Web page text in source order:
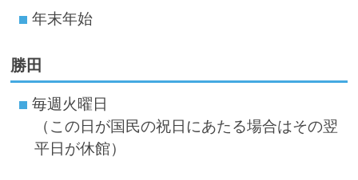
年末年始
勝田
毎週火曜日
（この日が国民の祝日にあたる場合はその翌
平日が休館）